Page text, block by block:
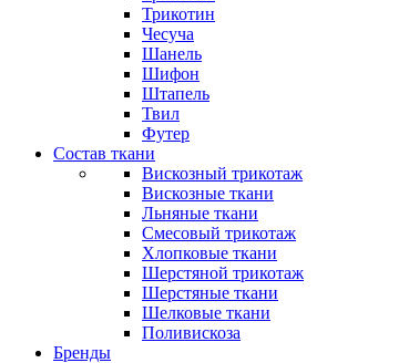
Трикотин
Чесуча
Шанель
Шифон
Штапель
Твил
Футер
Состав ткани
Вискозный трикотаж
Вискозные ткани
Льняные ткани
Смесовый трикотаж
Хлопковые ткани
Шерстяной трикотаж
Шерстяные ткани
Шелковые ткани
Поливискоза
Бренды